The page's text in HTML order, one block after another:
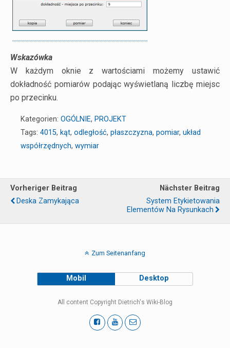
Wskazówka
W każdym oknie z wartościami możemy ustawić
dokładność pomiarów podając wyświetlaną liczbę miejsc
po przecinku.
Kategorien: OGÓLNIE, PROJEKT
Tags: 4015, kąt, odległość, płaszczyzna, pomiar, układ
współrzędnych, wymiar
Vorheriger Beitrag
Deska Zamykająca
Nächster Beitrag
System Etykietowania
Elementów Na Rysunkach
Zum Seitenanfang
Mobil Desktop
All content Copyright Dietrich's Wiki-Blog